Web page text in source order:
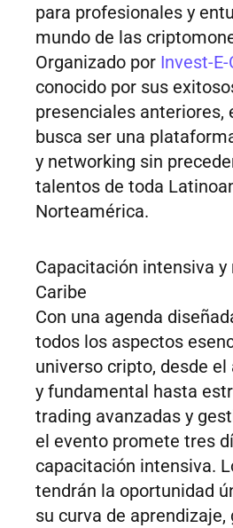
para profesionales y
mundo de las
Organizado por Invest-E-
conocido por sus
presenciales anteriores,
busca ser una
y networking sin
talentos de toda
Norteamérica.
Capacitación intensiva y
Caribe
Con una agenda
todos los aspectos
universo cripto, desde
y fundamental hasta
trading avanzadas y
el evento promete tres
capacitación intensiva.
tendrán la oportunidad
su curva de aprendizaje,